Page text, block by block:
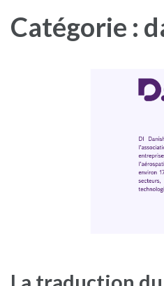
Catégorie :